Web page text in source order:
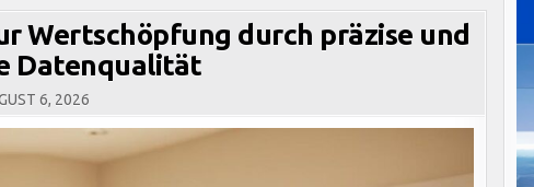
Wertschöpfung durch präzise und
Datenqualität
6, 2026